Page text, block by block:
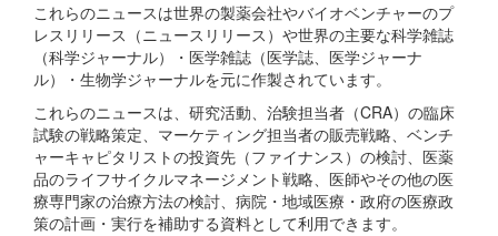
これらのニュースは世界の製薬会社やバイオベンチャーのプ
レスリリース（ニュースリリース）や世界の主要な科学雑誌
（科学ジャーナル）・医学雑誌（医学誌、医学ジャーナ
ル）・生物学ジャーナルを元に作製されています。
これらのニュースは、研究活動、治験担当者（CRA）の臨床
試験の戦略策定、マーケティング担当者の販売戦略、ベンチ
ャーキャピタリストの投資先（ファイナンス）の検討、医薬
品のライフサイクルマネージメント戦略、医師やその他の医
療専門家の治療方法の検討、病院・地域医療・政府の医療政
策の計画・実行を補助する資料として利用できます。